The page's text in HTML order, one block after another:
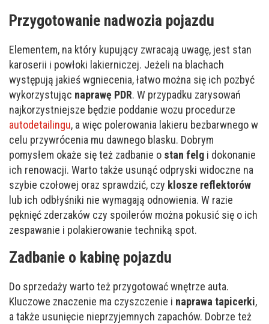
Przygotowanie nadwozia pojazdu
Elementem, na który kupujący zwracają uwagę, jest stan
karoserii i powłoki lakierniczej. Jeżeli na blachach
występują jakieś wgniecenia, łatwo można się ich pozbyć
wykorzystując naprawę PDR. W przypadku zarysowań
najkorzystniejsze będzie poddanie wozu procedurze
autodetailingu, a więc polerowania lakieru bezbarwnego w
celu przywrócenia mu dawnego blasku. Dobrym
pomysłem okaże się też zadbanie o stan felg i dokonanie
ich renowacji. Warto także usunąć odpryski widoczne na
szybie czołowej oraz sprawdzić, czy klosze reflektorów
lub ich odbłyśniki nie wymagają odnowienia. W razie
pęknięć zderzaków czy spoilerów można pokusić się o ich
zespawanie i polakierowanie techniką spot.
Zadbanie o kabinę pojazdu
Do sprzedaży warto też przygotować wnętrze auta.
Kluczowe znaczenie ma czyszczenie i naprawa tapicerki,
a także usunięcie nieprzyjemnych zapachów. Dobrze też